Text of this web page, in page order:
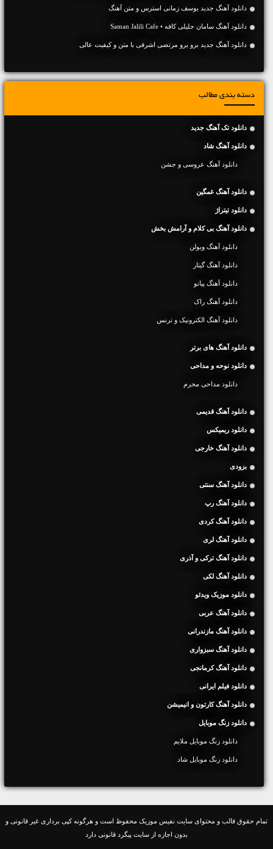
دانلود آهنگ جديد یوسف زمانی استرس و متن آهنگ
دانلود آهنگ سامان جلیلی کافه • Saman Jalili Cafe
دانلود آهنگ جديد برو برو مرتضی اشرفی با متن و کیفیت عالی
دسته بندی مطالب
دانلود تک آهنگ جدید
دانلود آهنگ شاد
دانلود آهنگ عروسی و جشن
دانلود آهنگ غمگین
دانلود تیتراژ
دانلود آهنگ بی کلام و آرامش بخش
دانلود آهنگ ویولن
دانلود آهنگ گیتار
دانلود آهنگ پیانو
دانلود آهنگ راک
دانلود آهنگ الکترونیک و ترنس
دانلود آهنگ های برتر
دانلود نوحه و مداحی
دانلود مداحی محرم
دانلود آهنگ قدیمی
دانلود ریمیکس
دانلود آهنگ خارجی
بزودی
دانلود آهنگ سنتی
دانلود آهنگ رپ
دانلود آهنگ کردی
دانلود آهنگ لری
دانلود آهنگ ترکی و آذری
دانلود آهنگ لکی
دانلود موزیک ویدئو
دانلود آهنگ عربی
دانلود آهنگ مازندرانی
دانلود آهنگ سبزواری
دانلود آهنگ کرمانجی
دانلود فیلم ایرانی
دانلود آهنگ کارتون و انیمیشن
دانلود زنگ موبایل
دانلود زنگ موبایل ملایم
دانلود زنگ موبایل شاد
تمام حقوق قالب و محتوای سایت نفیس موزیک محفوظ است و هرگونه کپی برداری غیر قانونی و
بدون اجازه از سایت پیگرد قانونی دارد